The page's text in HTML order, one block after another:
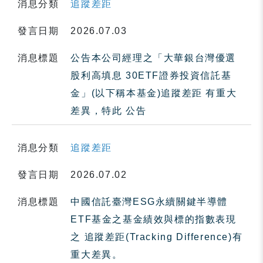
消息分類 追蹤差距
發言日期 2026.07.03
消息標題
公告本公司經理之「大華銀台灣優選
股利高填息 30ETF證券投資信託基
金」(以下稱本基金)追蹤差距 有重大
差異，特此 公告
消息分類 追蹤差距
發言日期 2026.07.02
消息標題
中國信託臺灣ESG永續關鍵半導體
ETF基金之基金績效與標的指數表現
之 追蹤差距(Tracking Difference)有
重大差異。